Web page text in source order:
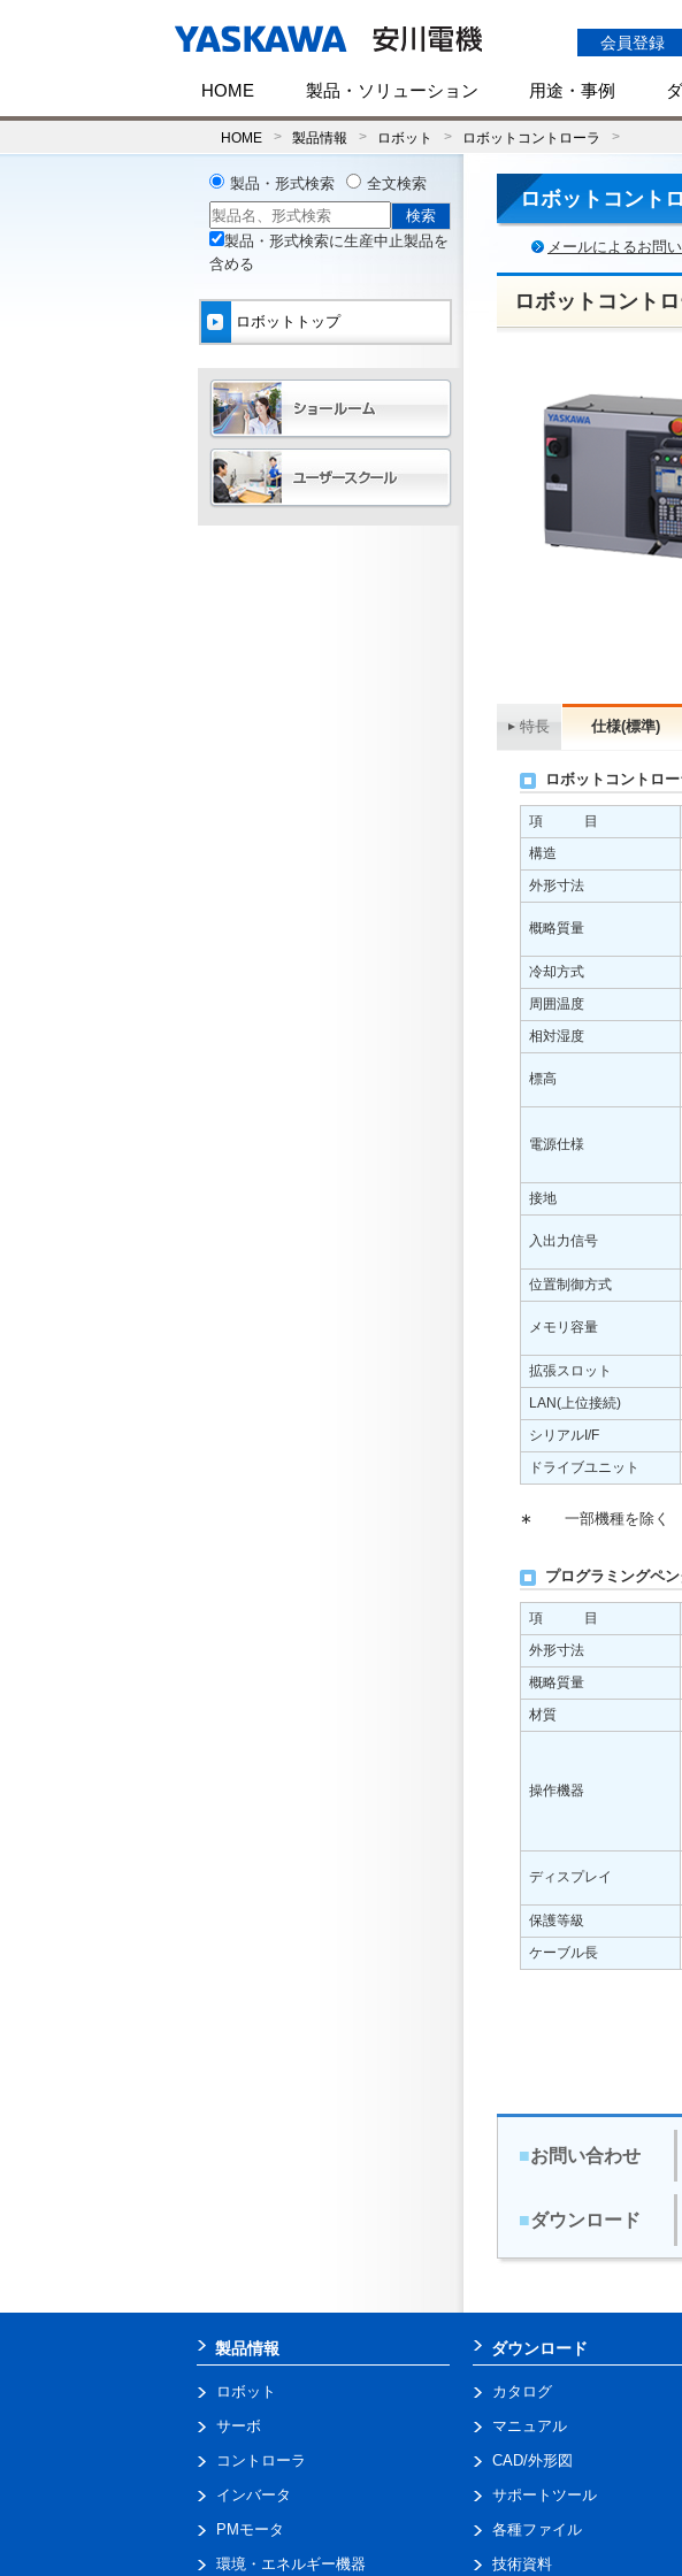
会員登録
HOME 製品・ソリューション 用途・事例
HOME 製品情報 ロボット ロボットコントローラ
ロボットコント
メールによるお問
ロボットコント
特長 仕様(標準)
ロボットコントロ
項 目
構造
外形寸法
概略質量
冷却方式
周囲温度
相対湿度
標高
電源仕様
接地
入出力信号
位置制御方式
メモリ容量
拡張スロット
LAN(上位接続)
シリアルI/F
ドライブユニット
∗ 一部機種を除く
プログラミングペ
項 目
外形寸法
概略質量
材質
操作機器
ディスプレイ
保護等級
ケーブル長
■お問い合わせ
■ダウンロード
製品・形式検索 全文検索
製品・形式検索に生産中止製品を
含める
ロボットトップ
製品情報
ロボット
サーボ
コントローラ
インバータ
PMモータ
環境・エネルギー機器
ダウンロード
カタログ
マニュアル
CAD/外形図
サポートツール
各種ファイル
技術資料